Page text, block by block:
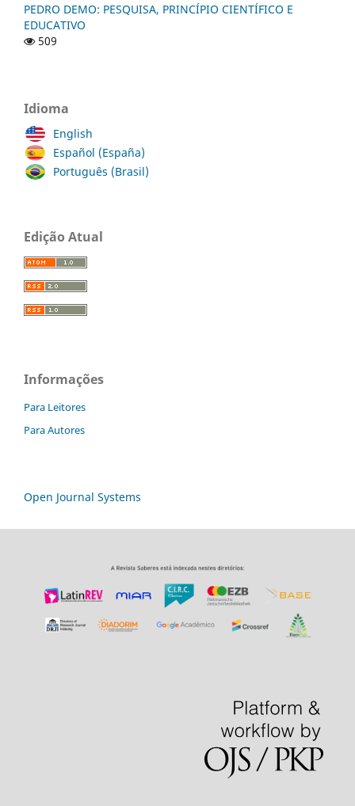
PEDRO DEMO: PESQUISA, PRINCÍPIO CIENTÍFICO E
EDUCATIVO
509
Idioma
English
Español (España)
Português (Brasil)
Edição Atual
Informações
Para Leitores
Para Autores
Open Journal Systems